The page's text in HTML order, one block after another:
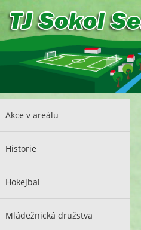
Akce v areálu
Historie
Hokejbal
Mládežnická družstva